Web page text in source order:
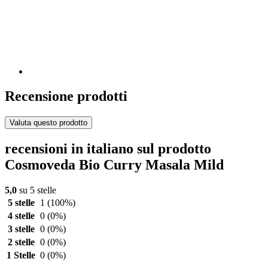
Recensione prodotti
Valuta questo prodotto
recensioni in italiano sul prodotto
Cosmoveda Bio Curry Masala Mild
5,0 su 5 stelle
5 stelle
1 (100%)
4 stelle 0 (0%)
3 stelle 0 (0%)
2 stelle 0 (0%)
1 Stelle 0 (0%)